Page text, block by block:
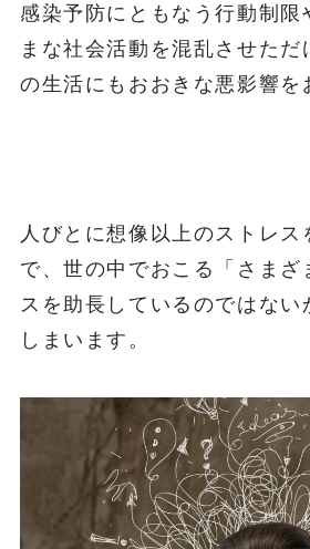
感染予防にともなう行動制限
まな社会活動を混乱させただ
の生活にもおおきな悪影響を
人びとに想像以上のストレス
で、世の中でおこる「さまざ
スを助長しているのではない
しまいます。